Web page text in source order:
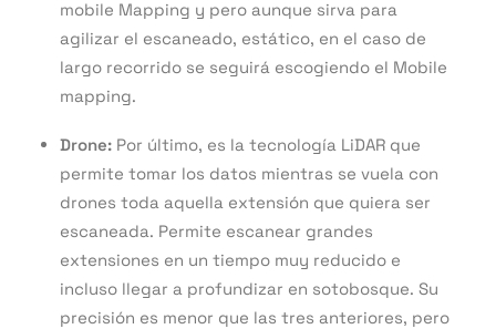
mobile Mapping y pero aunque sirva para
agilizar el escaneado, estático, en el caso de
largo recorrido se seguirá escogiendo el Mobile
mapping.
Drone: Por último, es la tecnología LiDAR que
permite tomar los datos mientras se vuela con
drones toda aquella extensión que quiera ser
escaneada. Permite escanear grandes
extensiones en un tiempo muy reducido e
incluso llegar a profundizar en sotobosque. Su
precisión es menor que las tres anteriores, pero